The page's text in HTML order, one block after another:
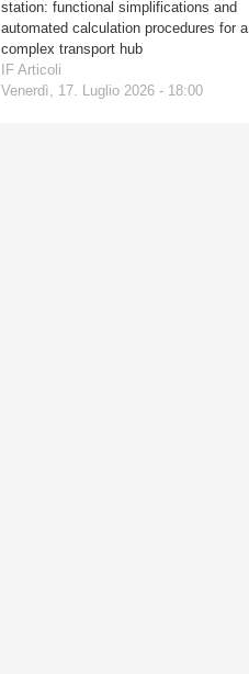
station: functional simplifications and
automated calculation procedures for a
complex transport hub
IF Articoli
Venerdì, 17. Luglio 2026 - 18:00